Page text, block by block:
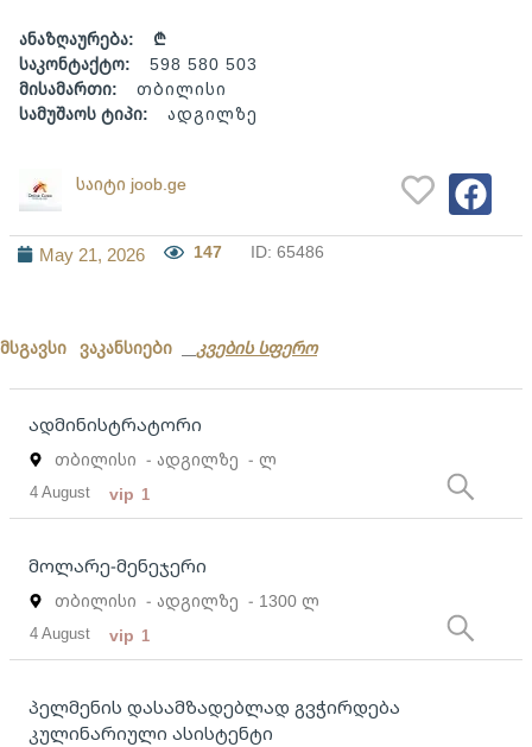
ანაზღაურება:
₾
საკონტაქტო:
598 580 503
მისამართი:
თბილისი
სამუშაოს ტიპი:
ადგილზე
საიტი joob.ge
May 21, 2026 147 ID: 65486
მსგავსი ვაკანსიები კვების სფერო
ადმინისტრატორი
თბილისი - ადგილზე - ლ
4 August vip 1
მოლარე-მენეჯერი
თბილისი - ადგილზე - 1300 ლ
4 August vip 1
პელმენის დასამზადებლად გვჭირდება
კულინარიული ასისტენტი